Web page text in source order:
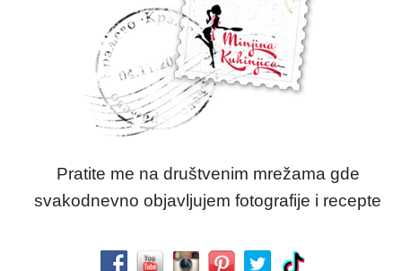
Pratite me na društvenim mrežama gde
svakodnevno objavljujem fotografije i recepte